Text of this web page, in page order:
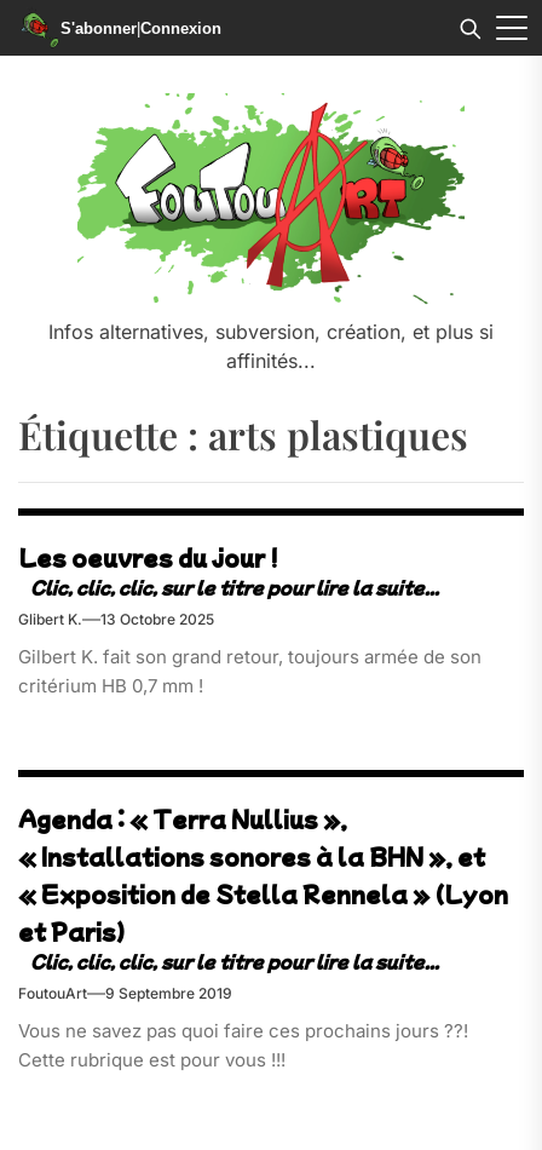
S'abonner|Connexion
Infos alternatives, subversion, création, et plus si
affinités...
Étiquette : arts plastiques
Les oeuvres du jour !
Glibert K. 13 Octobre 2025
Gilbert K. fait son grand retour, toujours armée de son
critérium HB 0,7 mm !
Agenda : « Terra Nullius »,
« Installations sonores à la BHN », et
« Exposition de Stella Rennela » (Lyon
et Paris)
FoutouArt 9 Septembre 2019
Vous ne savez pas quoi faire ces prochains jours ??!
Cette rubrique est pour vous !!!